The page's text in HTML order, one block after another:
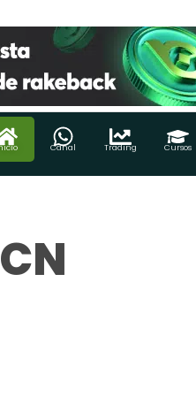
Canal Trading Cursos